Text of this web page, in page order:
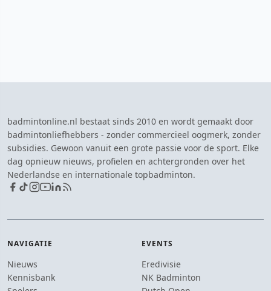
badmintonline.nl bestaat sinds 2010 en wordt gemaakt door
badmintonliefhebbers - zonder commercieel oogmerk, zonder
subsidies. Gewoon vanuit een grote passie voor de sport. Elke
dag opnieuw nieuws, profielen en achtergronden over het
Nederlandse en internationale topbadminton.
NAVIGATIE
Nieuws
Kennisbank
EVENTS
Eredivisie
NK Badminton